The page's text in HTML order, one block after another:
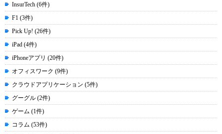
InsurTech (6件)
F1 (3件)
Pick Up! (26件)
iPad (4件)
iPhoneアプリ (20件)
オフィスワーク (9件)
クラウドアプリケーション (5件)
グーグル (2件)
ゲーム (1件)
コラム (53件)